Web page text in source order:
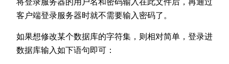
客户端登录服务器时就不需要输入密码了。
如果想修改某个数据库的字符集，则相对简单，登录进
数据库输入如下语句即可：